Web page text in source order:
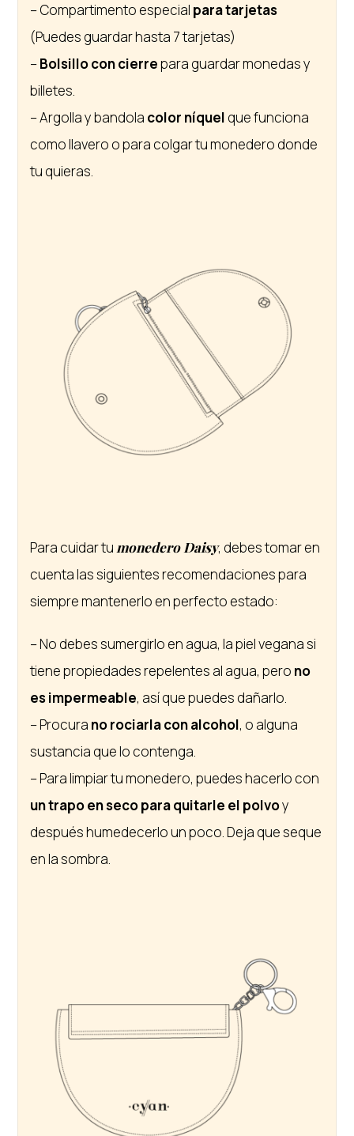
– Compartimento especial para tarjetas
(Puedes guardar hasta 7 tarjetas)
–Bolsillo con cierrepara guardar monedas y
billetes.
– Argolla y bandola color níquel que funciona
como llavero o para colgar tu monedero donde
tu quieras.
Para cuidar tumonedero Daisy, debes tomar en
cuenta las siguientes recomendaciones para
siempre mantenerlo en perfecto estado:
– No debes sumergirlo en agua, la piel vegana si
tiene propiedades repelentes al agua, pero no
es impermeable, así que puedes dañarlo.
– Procura no rociarla con alcohol, o alguna
sustancia que lo contenga.
– Para limpiar tu monedero, puedes hacerlo con
un trapo en seco para quitarle el polvoy
después humedecerlo un poco. Deja que seque
en la sombra.